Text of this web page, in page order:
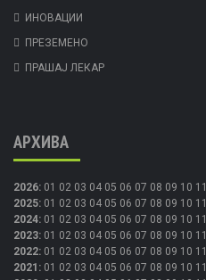
ИНОВАЦИИ
ПРЕЗЕМЕНО
ПРАШАЈ ЛЕКАР
АРХИВА
2026: 01 02 03 04 05 06 07 08 09 10 11
2025: 01 02 03 04 05 06 07 08 09 10 11
2024: 01 02 03 04 05 06 07 08 09 10 11
2023: 01 02 03 04 05 06 07 08 09 10 11
2022: 01 02 03 04 05 06 07 08 09 10 11
2021 : 01 02 03 04 05 06 07 08 09 10 11